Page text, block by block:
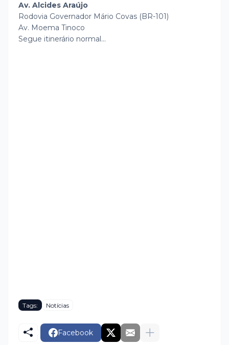
Av. Alcides Araújo
Rodovia Governador Mário Covas (BR-101)
Av. Moema Tinoco
Segue itinerário normal...
Tags: Notícias
Facebook